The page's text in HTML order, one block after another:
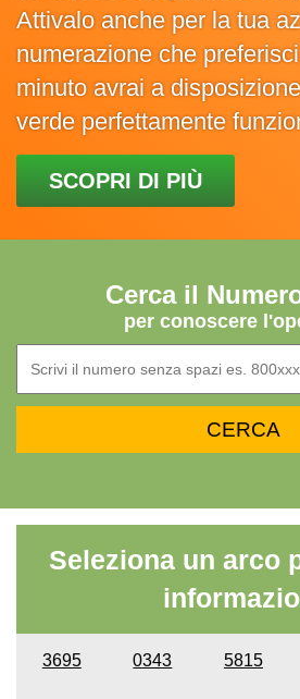
Attivalo anche per la tua
numerazione che
minuto avrai a
verde perfettamente
SCOPRI DI PIÙ
Cerca il
per conoscere
Seleziona un arco
3695 0343 5815